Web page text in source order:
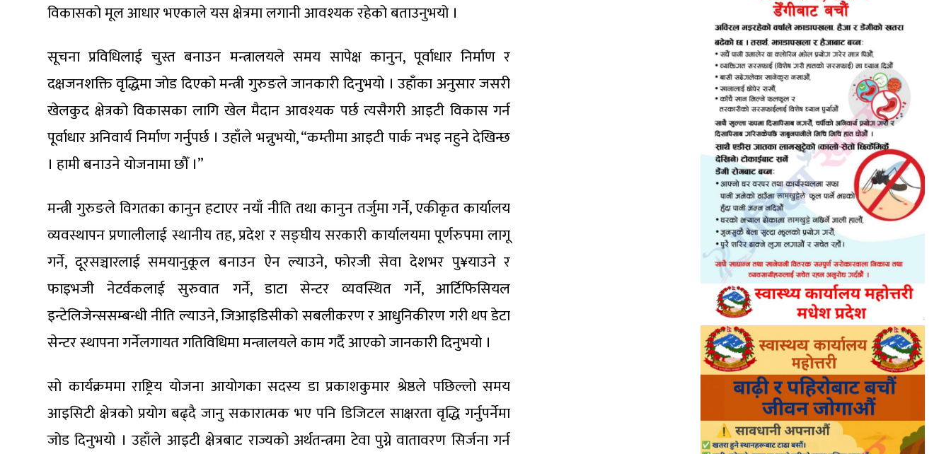
विकासको मूल आधार भएकाले यस क्षेत्रमा लगानी आवश्यक रहेको बताउनुभयो ।
सूचना प्रविधिलाई चुस्त बनाउन मन्त्रालयले समय सापेक्ष कानुन, पूर्वाधार निर्माण र
दक्षजनशक्ति वृद्धिमा जोड दिएको मन्त्री गुरुङले जानकारी दिनुभयो । उहाँका अनुसार जसरी
खेलकुद क्षेत्रको विकासका लागि खेल मैदान आवश्यक पर्छ त्यसैगरी आइटी विकास गर्न
पूर्वाधार अनिवार्य निर्माण गर्नुपर्छ । उहाँले भन्नुभयो, “कम्तीमा आइटी पार्क नभइ नहुने देखिन्छ
। हामी बनाउने योजनामा छौँ ।”
मन्त्री गुरुङले विगतका कानुन हटाएर नयाँ नीति तथा कानुन तर्जुमा गर्ने, एकीकृत कार्यालय
व्यवस्थापन प्रणालीलाई स्थानीय तह, प्रदेश र सङ्घीय सरकारी कार्यालयमा पूर्णरुपमा लागू
गर्ने, दूरसञ्चारलाई समयानुकूल बनाउन ऐन ल्याउने, फोरजी सेवा देशभर पु¥याउने र
फाइभजी नेटर्वकलाई सुरुवात गर्ने, डाटा सेन्टर व्यवस्थित गर्ने, आर्टिफिसियल
इन्टेलिजेन्ससम्बन्धी नीति ल्याउने, जिआइडिसीको सबलीकरण र आधुनिकीरण गरी थप डेटा
सेन्टर स्थापना गर्नेलगायत गतिविधिमा मन्त्रालयले काम गर्दै आएको जानकारी दिनुभयो ।
सो कार्यक्रममा राष्ट्रिय योजना आयोगका सदस्य डा प्रकाशकुमार श्रेष्ठले पछिल्लो समय
आइसिटी क्षेत्रको प्रयोग बढ्दै जानु सकारात्मक भए पनि डिजिटल साक्षरता वृद्धि गर्नुपर्नेमा
जोड दिनुभयो । उहाँले आइटी क्षेत्रबाट राज्यको अर्थतन्त्रमा टेवा पुग्ने वातावरण सिर्जना गर्न